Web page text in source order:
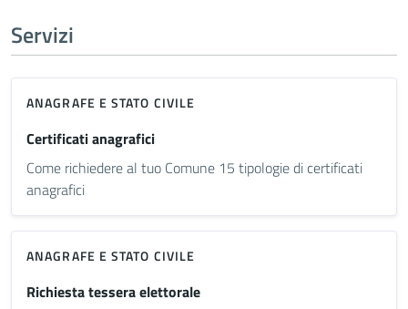
Servizi
ANAGRAFE E STATO CIVILE
Certificati anagrafici
Come richiedere al tuo Comune 15 tipologie di certificati
anagrafici
ANAGRAFE E STATO CIVILE
Richiesta tessera elettorale